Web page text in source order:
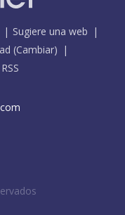
Sugiere una web
(Cambiar)
RSS